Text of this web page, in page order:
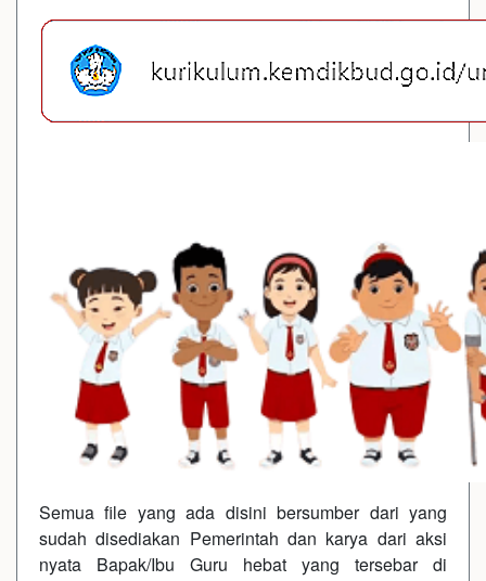
Semua file yang ada disini bersumber dari yang
sudah disediakan Pemerintah dan karya dari aksi
nyata Bapak/Ibu Guru hebat yang tersebar di